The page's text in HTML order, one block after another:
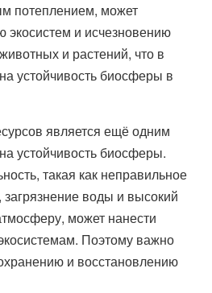
потеплением, может
экосистем и исчезновению
и растений, что в
устойчивость биосферы в
является ещё одним
устойчивость биосферы.
такая как неправильное
воды и высокий
может нанести
Поэтому важно
и восстановлению